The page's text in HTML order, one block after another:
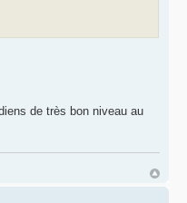
de très bon niveau au